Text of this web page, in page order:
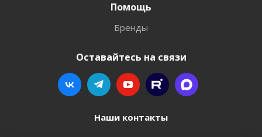
Помощь
Бренды
Оставайтесь на связи
Наши контакты